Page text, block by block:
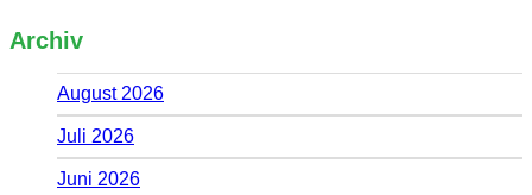
Archiv
August 2026
Juli 2026
Juni 2026